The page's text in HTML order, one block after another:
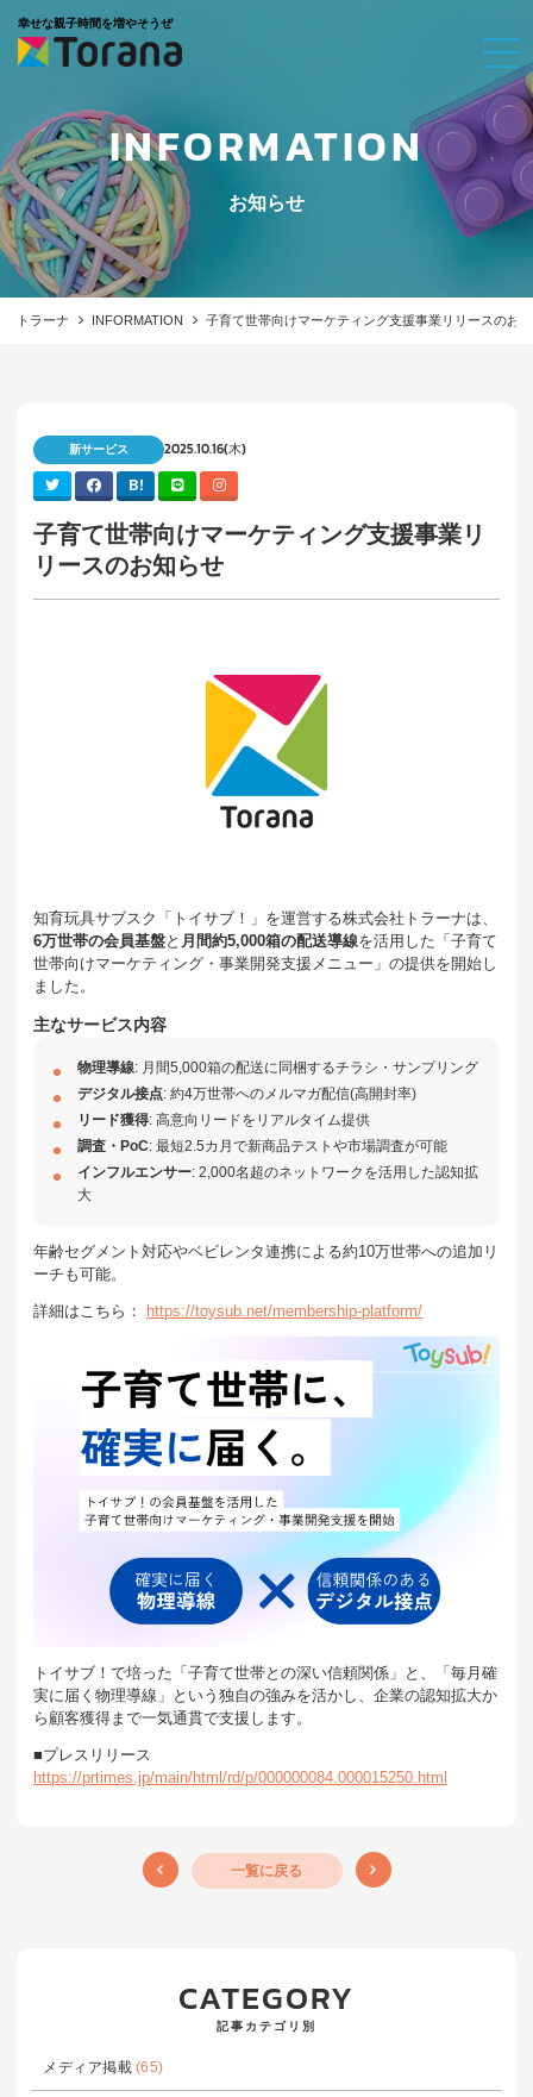
幸せな親子時間を増やそうぜ
INFORMATION
お知らせ
トラーナ INFORMATION 子育て世帯向けマーケティング支援事業リリースのお
新サービス 2025.10.16(木)
B!
子育て世帯向けマーケティング支援事業リ
リースのお知らせ
知育玩具サブスク「トイサブ！」を運営する株式会社トラーナは、
6万世帯の会員基盤と 月間約5,000箱の配送導線を活用した「子育て
世帯向けマーケティング・事業開発支援メニュー」の提供を開始し
ました。
主なサービス内容
物理導線: 月間5,000箱の配送に同梱するチラシ・サンプリング
デジタル接点: 約4万世帯へのメルマガ配信(高開封率)
リード獲得: 高意向リードをリアルタイム提供
調査・PoC: 最短2.5カ月で新商品テストや市場調査が可能
インフルエンサー: 2,000名超のネットワークを活用した認知拡
大
年齢セグメント対応やベビレンタ連携による約10万世帯への追加リ
ーチも可能。
詳細はこちら： https://toysub.net/membership-platform/
トイサブ！で培った「子育て世帯との深い信頼関係」と、「毎月確
実に届く物理導線」という独自の強みを活かし、企業の認知拡大か
ら顧客獲得まで一気通貫で支援します。
■プレスリリース
https://prtimes.jp/main/html/rd/p/000000084.000015250.html
一覧に戻る
CATEGORY
記事カテゴリ別
メディア掲載 (65)